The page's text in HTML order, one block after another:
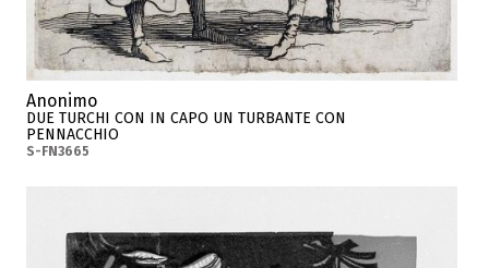
Anonimo
DUE TURCHI CON IN CAPO UN TURBANTE CON
PENNACCHIO
S-FN3665